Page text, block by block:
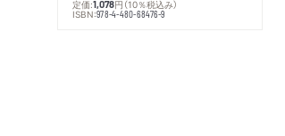
定価:1,078円 （10％税込み）
ISBN:978-4-480-68476-9